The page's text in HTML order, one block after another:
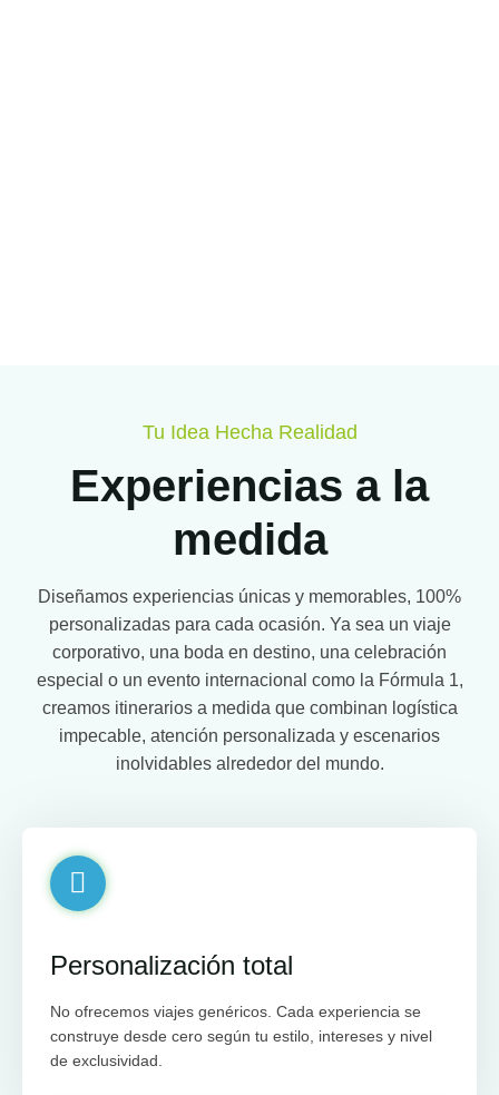
Tu Idea Hecha Realidad
Experiencias a la
medida
Diseñamos experiencias únicas y memorables, 100%
personalizadas para cada ocasión. Ya sea un viaje
corporativo, una boda en destino, una celebración
especial o un evento internacional como la Fórmula 1,
creamos itinerarios a medida que combinan logística
impecable, atención personalizada y escenarios
inolvidables alrededor del mundo.
Personalización total
No ofrecemos viajes genéricos. Cada experiencia se
construye desde cero según tu estilo, intereses y nivel
de exclusividad.